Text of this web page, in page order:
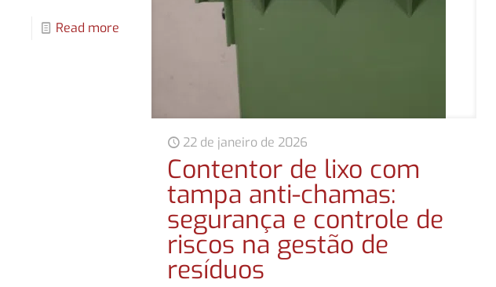
Read more
22 de janeiro de 2026
Contentor de lixo com
tampa anti-chamas:
segurança e controle de
riscos na gestão de
resíduos